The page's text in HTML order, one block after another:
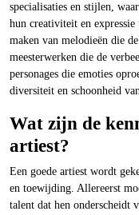
specialisaties en stijlen,
hun creativiteit en
maken van melodieën die
meesterwerken die de
personages die emoties
diversiteit en schoonheid
Wat zijn de
artiest?
Een goede artiest wordt
en toewijding. Allereerst
talent dat hen onderscheidt